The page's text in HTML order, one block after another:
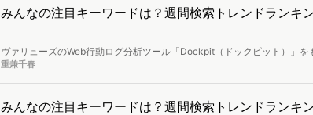
みんなの注目キーワードは？週間検索トレンドランキ
ヴァリューズのWeb行動ログ分析ツール「Dockpit（ドックピット）」
し、トレンドになっているキーワードを取り上げます。
重兼千春
みんなの注目キーワードは？週間検索トレンドラン